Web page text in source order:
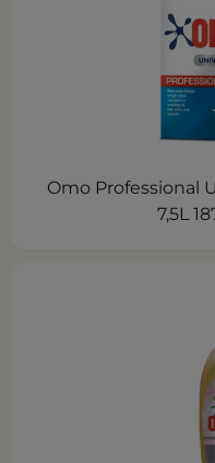
Omo Professional
7,5L